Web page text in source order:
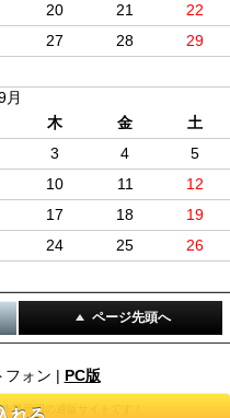
20 21
22
27 28
29
月
木 金
土
3 4
5
10 11
12
17 18
19
24 25
26
ページ先頭へ
フォン | PC版
業照明の通販サイトです！